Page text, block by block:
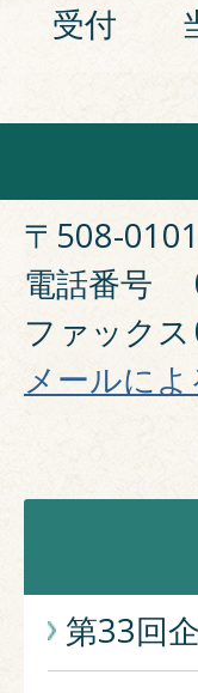
受付
〒508-
電話番号
ファックス
メールに
第33回